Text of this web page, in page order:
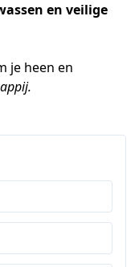
en veilige